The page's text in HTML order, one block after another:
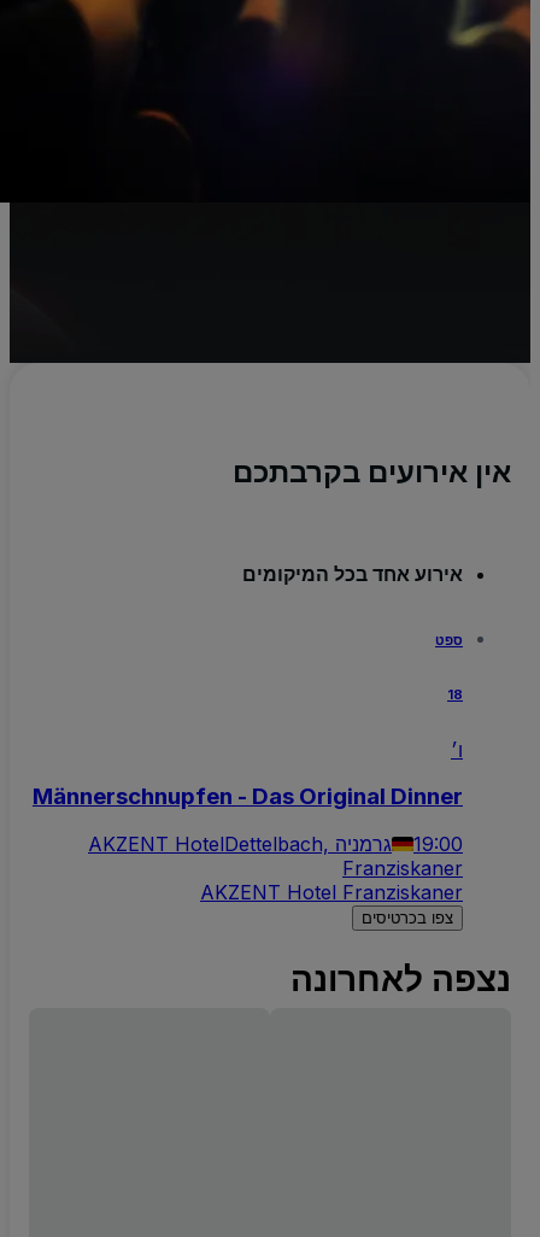
אין אירועים בקרבתכם
אירוע אחד בכל המיקומים
ספט
Männerschnupfen - Das Original Dinner
19:00 Dettelbach, גרמניה
AKZENT Hotel
Franziskaner
AKZENT Hotel Franziskaner
צפו בכרטיסים
נצפה לאחרונה